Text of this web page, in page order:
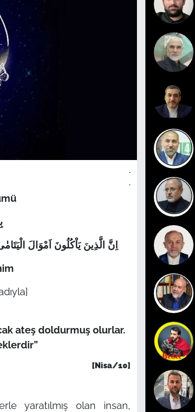
.
.
اِنَّ الَّذِينَ يَاْكُلُونَ اَمْوَالَ
ateş doldurmuş olurlar.
[Nisa/10]
yaratılmış olan insan,